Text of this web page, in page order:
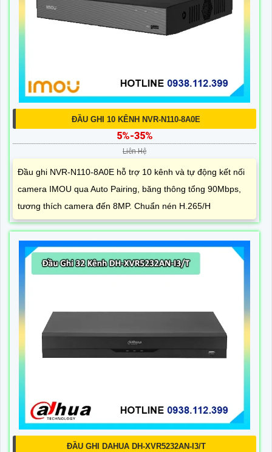
ĐẦU GHI 10 KÊNH NVR-N110-8A0E
5%-35%
Liên Hệ
Đầu ghi NVR-N110-8A0E hỗ trợ 10 kênh và tự động kết nối
camera IMOU qua Auto Pairing, băng thông tổng 90Mbps,
tương thích camera đến 8MP. Chuẩn nén H.265/H
ĐẦU GHI DAHUA DH-XVR5232AN-I3/T